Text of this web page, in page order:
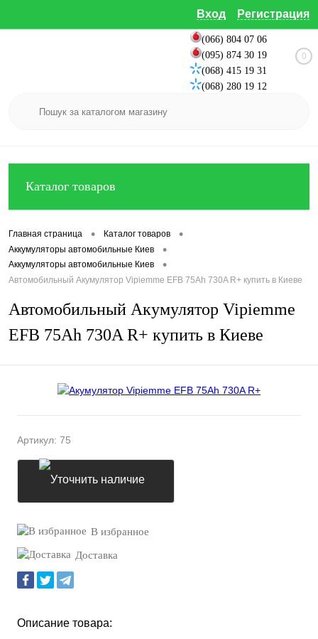
Вход Регистрация
(066) 804 07 06
(095) 874 30 19
(068) 415 19 31
(068) 280 19 12
0
Каталог товаров
Главная страница • Каталог товаров •
Аккумуляторы автомобильные Киев •
Аккумуляторы автомобильные Киев •
Автомобильный Акумулятор Vipiemme EFB 75Ah 730A R+ купить в Киеве
Автомобильный Акумулятор Vipiemme
EFB 75Ah 730A R+ купить в Киеве
Артикул: 75
В избранное
Доставка
Описание товара: